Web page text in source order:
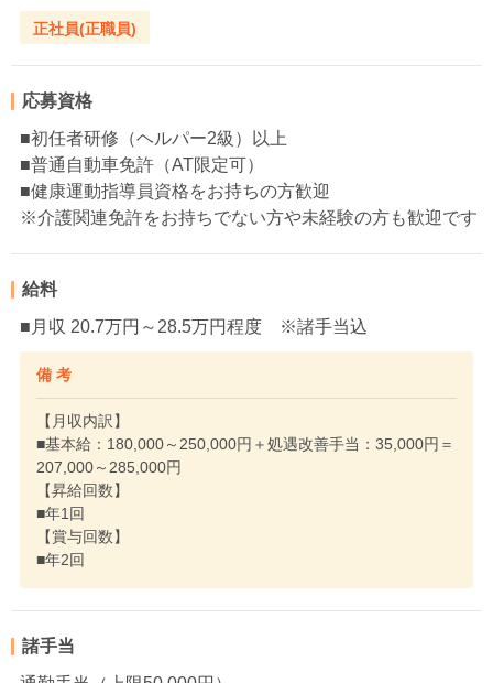
正社員(正職員)
応募資格
■初任者研修（ヘルパー2級）以上
■普通自動車免許（AT限定可）
■健康運動指導員資格をお持ちの方歓迎
※介護関連免許をお持ちでない方や未経験の方も歓迎です
給料
■月収 20.7万円～28.5万円程度 ※諸手当込
備 考
【月収内訳】
■基本給：180,000～250,000円＋処遇改善手当：35,000円＝
207,000～285,000円
【昇給回数】
■年1回
【賞与回数】
■年2回
諸手当